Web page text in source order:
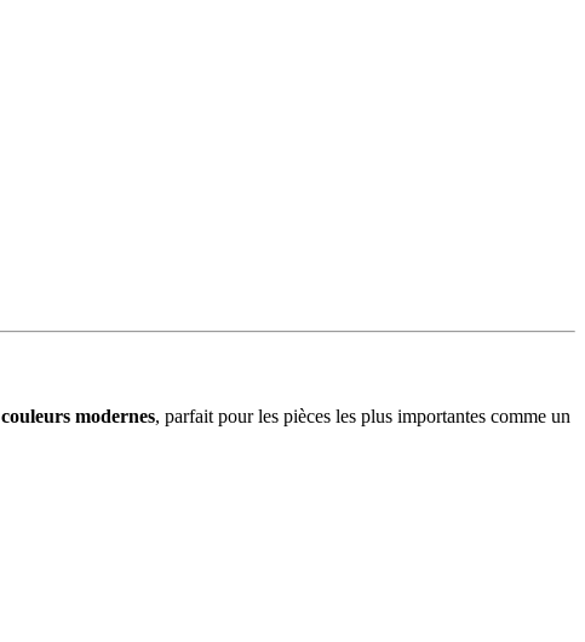
couleurs modernes, parfait pour les pièces les plus importantes comme un